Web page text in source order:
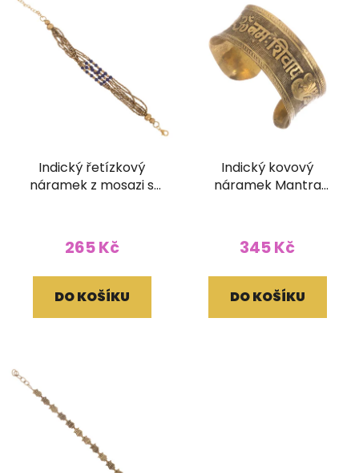
Indický řetízkový
náramek z mosazi s
265 Kč
DO KOŠÍKU
Indický kovový
náramek Mantra
345 Kč
DO KOŠÍKU